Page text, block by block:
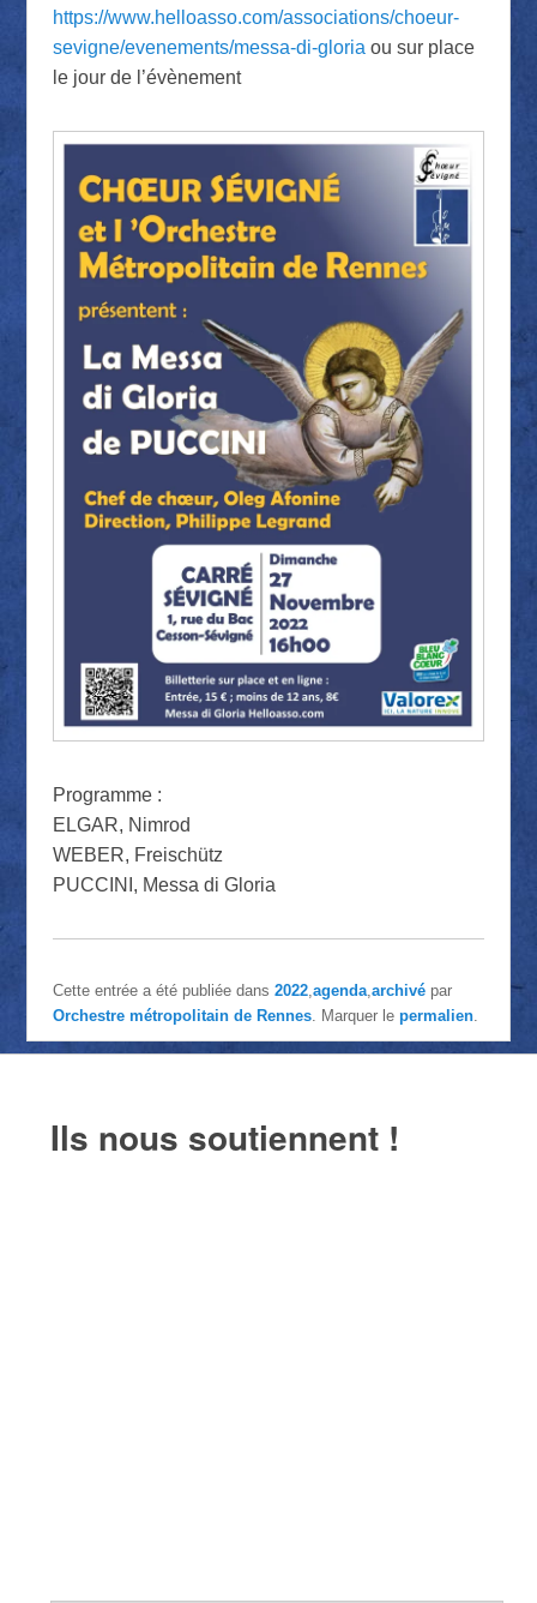
https://www.helloasso.com/associations/choeur-
sevigne/evenements/messa-di-gloria ou sur place
le jour de l’évènement
Programme :
ELGAR, Nimrod
WEBER, Freischütz
PUCCINI, Messa di Gloria
Cette entrée a été publiée dans 2022, agenda, archivépar
Orchestre métropolitain de Rennes. Marquer le permalien.
Ils nous soutiennent !